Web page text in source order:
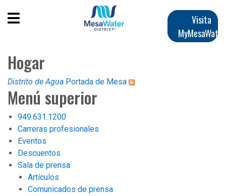
Navegación
Abrir menú móvil
Visita
MyMesaWater
Hogar
Distrito de Agua Portada de Mesa
Menú superior
949.631.1200
Carreras profesionales
Eventos
Descuentos
Sala de prensa
Artículos
Comunicados de prensa